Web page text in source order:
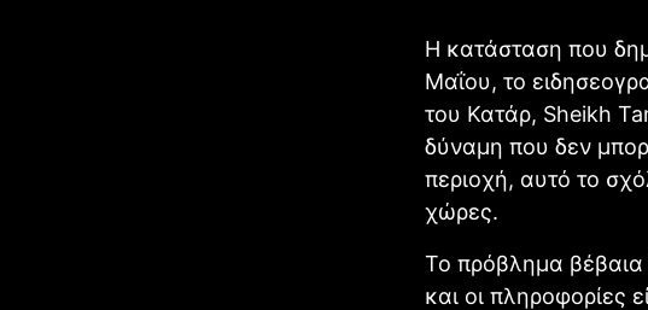
Η κατάσταση που
Μαΐου, το
του Κατάρ, Sheikh
δύναμη που δεν
περιοχή, αυτό το
χώρες.
Το πρόβλημα βέβαια
και οι πληροφορίες